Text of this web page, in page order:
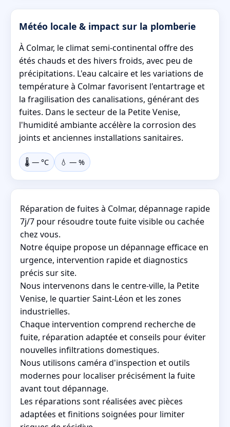
Météo locale & impact sur la plomberie
À Colmar, le climat semi-continental offre des
étés chauds et des hivers froids, avec peu de
précipitations. L'eau calcaire et les variations de
température à Colmar favorisent l'entartrage et
la fragilisation des canalisations, générant des
fuites. Dans le secteur de la Petite Venise,
l'humidité ambiante accélère la corrosion des
joints et anciennes installations sanitaires.
🌡️ — °C 💧 — %
Réparation de fuites à Colmar, dépannage rapide
7j/7 pour résoudre toute fuite visible ou cachée
chez vous.
Notre équipe propose un dépannage efficace en
urgence, intervention rapide et diagnostics
précis sur site.
Nous intervenons dans le centre-ville, la Petite
Venise, le quartier Saint-Léon et les zones
industrielles.
Chaque intervention comprend recherche de
fuite, réparation adaptée et conseils pour éviter
nouvelles infiltrations domestiques.
Nous utilisons caméra d'inspection et outils
modernes pour localiser précisément la fuite
avant tout dépannage.
Les réparations sont réalisées avec pièces
adaptées et finitions soignées pour limiter